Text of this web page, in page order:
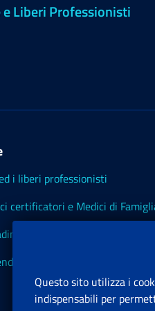
e Liberi Professionisti
i liberi professionisti
certificatori e Medici di
ed i Consulenti
Questo sito utilizza i
indispensabili per